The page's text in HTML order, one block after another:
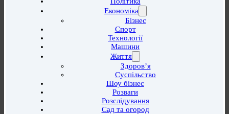
Економіка
Бізнес
Спорт
Технології
Машини
Життя
Здоров’я
Суспільство
Шоу бізнес
Розваги
Розслідування
Сад та огород